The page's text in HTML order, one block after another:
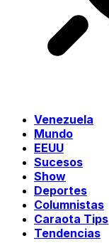
Venezuela
Mundo
EEUU
Sucesos
Show
Deportes
Columnistas
Caraota Tips
Tendencias